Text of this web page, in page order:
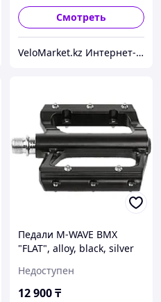
Смотреть
VeloMarket.kz Интернет-магазин
Педали M-WAVE BMX
"FLAT", alloy, black, silver
Недоступен
12 900₸